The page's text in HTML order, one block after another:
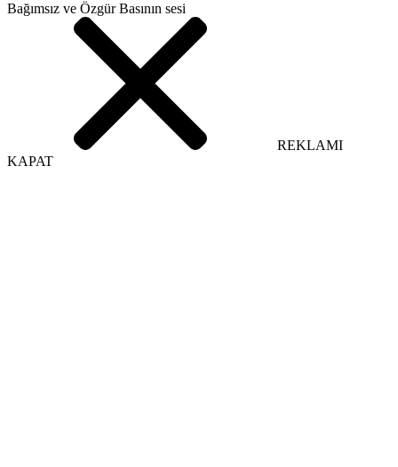
Bağımsız ve Özgür Basının sesi
REKLAMI
KAPAT